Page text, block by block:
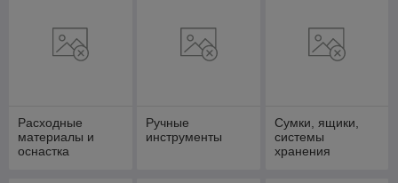
Расходные
материалы и
оснастка
Ручные
инструменты
Сумки, ящики,
системы
хранения